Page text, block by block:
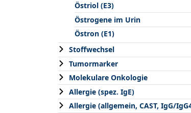
Östriol (E3)
Östrogene im Urin
Östron (E1)
Stoffwechsel
Tumormarker
Molekulare Onkologie
Allergie (spez. IgE)
Allergie (allgemein, CAST, IgG/